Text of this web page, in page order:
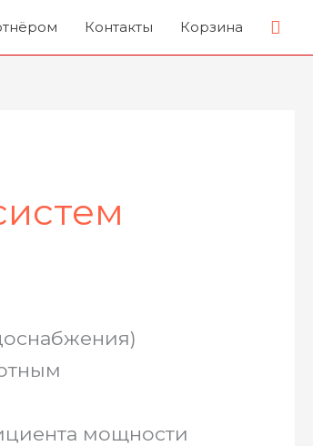
Контакты Корзина
мощности